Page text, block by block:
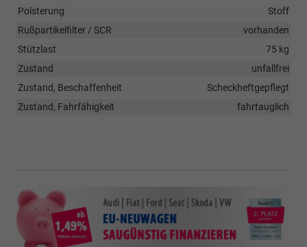
Polsterung
Stoff
Rußpartikelfilter / SCR
vorhanden
Stützlast
75 kg
Zustand
unfallfrei
Zustand, Beschaffenheit
Scheckheftgepflegt
Zustand, Fahrfähigkeit
fahrtauglich